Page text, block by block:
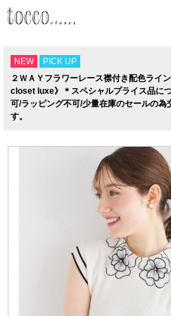
NEW
PICK UP
２ＷＡＹフラワーレース襟付き配色ライ
closet luxe》＊スペシャルプライス品に
可/ラッピング不可/少量在庫のセールの為
す。